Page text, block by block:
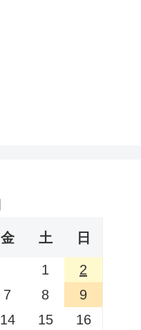
金 土 日
1
2
7 8
9
14 15 16